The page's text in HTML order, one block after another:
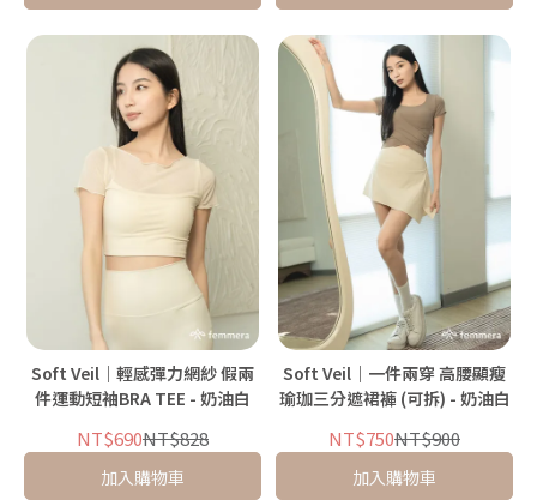
Soft Veil｜輕感彈力網紗 假兩
件運動短袖BRA TEE - 奶油白
NT$690NT$828
加入購物車
Soft Veil｜一件兩穿 高腰顯瘦
瑜珈三分遮裙褲 (可拆) - 奶油白
NT$750NT$900
加入購物車